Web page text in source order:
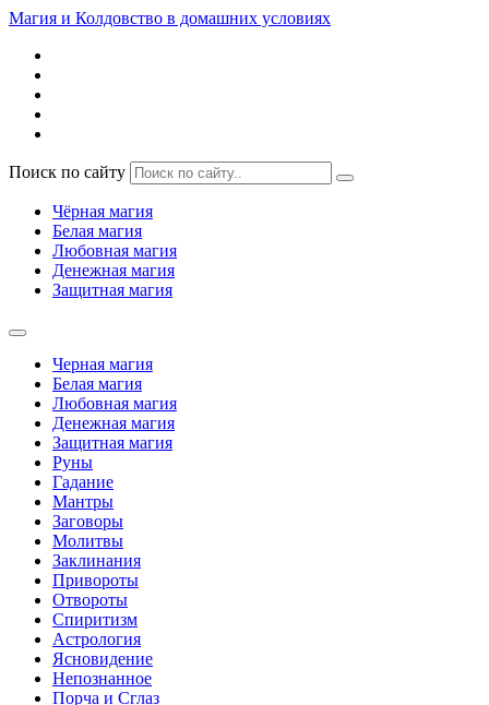
Магия и Колдовство в домашних условиях
Поиск по сайту
Чёрная магия
Белая магия
Любовная магия
Денежная магия
Защитная магия
Черная магия
Белая магия
Любовная магия
Денежная магия
Защитная магия
Руны
Гадание
Мантры
Заговоры
Молитвы
Заклинания
Привороты
Отвороты
Спиритизм
Астрология
Ясновидение
Непознанное
Порча и Сглаз